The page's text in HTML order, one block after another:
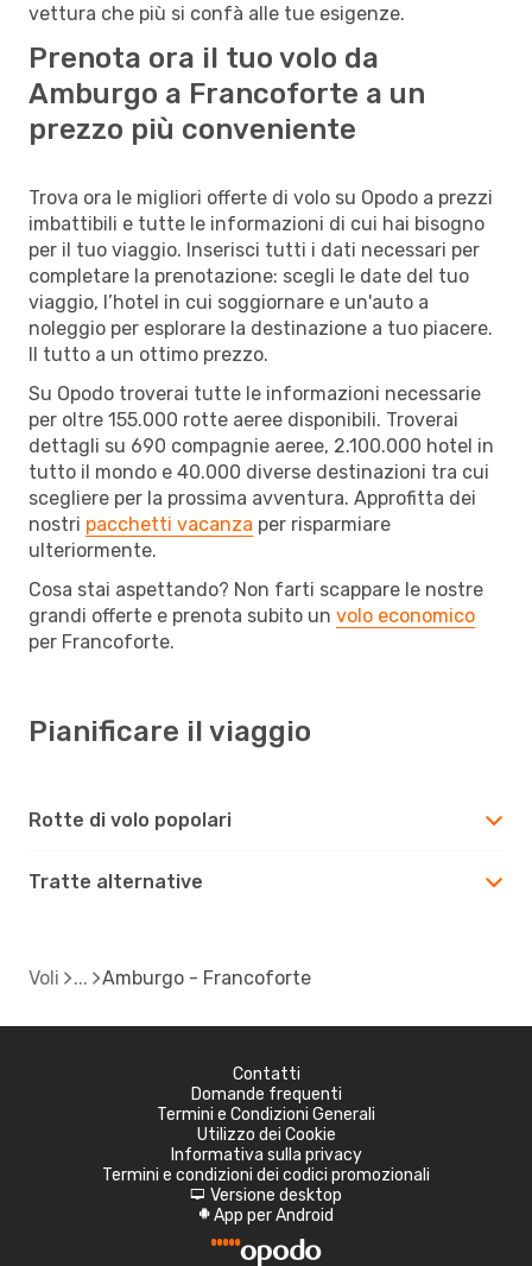
vettura che più si confà alle tue esigenze.
Prenota ora il tuo volo da
Amburgo a Francoforte a un
prezzo più conveniente
Trova ora le migliori offerte di volo su Opodo a prezzi
imbattibili e tutte le informazioni di cui hai bisogno
per il tuo viaggio. Inserisci tutti i dati necessari per
completare la prenotazione: scegli le date del tuo
viaggio, l’hotel in cui soggiornare e un'auto a
noleggio per esplorare la destinazione a tuo piacere.
Il tutto a un ottimo prezzo.
Su Opodo troverai tutte le informazioni necessarie
per oltre 155.000 rotte aeree disponibili. Troverai
dettagli su 690 compagnie aeree, 2.100.000 hotel in
tutto il mondo e 40.000 diverse destinazioni tra cui
scegliere per la prossima avventura. Approfitta dei
nostri pacchetti vacanza per risparmiare
ulteriormente.
Cosa stai aspettando? Non farti scappare le nostre
grandi offerte e prenota subito un volo economico
per Francoforte.
Pianificare il viaggio
Rotte di volo popolari
Tratte alternative
Voli Amburgo - Francoforte
Contatti
Domande frequenti
Termini e Condizioni Generali
Utilizzo dei Cookie
Informativa sulla privacy
Termini e condizioni dei codici promozionali
d Versione desktop
A App per Android